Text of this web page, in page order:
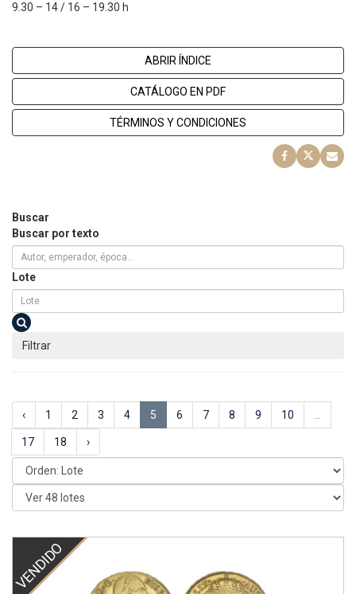
9.30 – 14 / 16 – 19.30 h
ABRIR ÍNDICE
CATÁLOGO EN PDF
TÉRMINOS Y CONDICIONES
Buscar
Buscar por texto
Lote
Filtrar
‹ 1 2 3 4 5 6 7 8 9 10 ...
17 18 ›
VENDIDO